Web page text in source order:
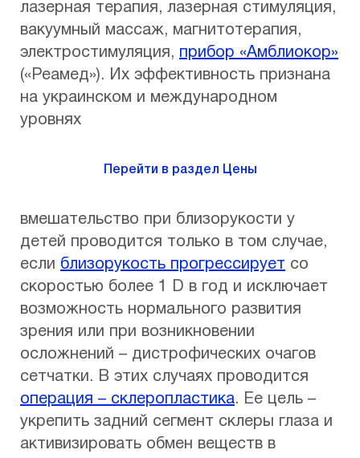
лазерная терапия, лазерная стимуляция,
вакуумный массаж, магнитотерапия,
электростимуляция, прибор «Амблиокор»
(«Реамед»). Их эффективность признана
на украинском и международном
уровнях
Перейти в раздел Цены
вмешательство при близорукости у
детей проводится только в том случае,
если близорукость прогрессирует со
скоростью более 1 D в год и исключает
возможность нормального развития
зрения или при возникновении
осложнений – дистрофических очагов
сетчатки. В этих случаях проводится
операция – склеропластика. Ее цель –
укрепить задний сегмент склеры глаза и
активизировать обмен веществ в